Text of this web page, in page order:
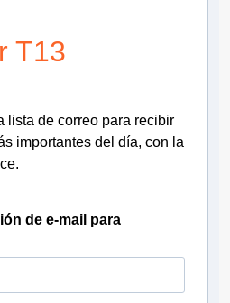
T13
lista de correo para recibir
importantes del día, con la
de e-mail para